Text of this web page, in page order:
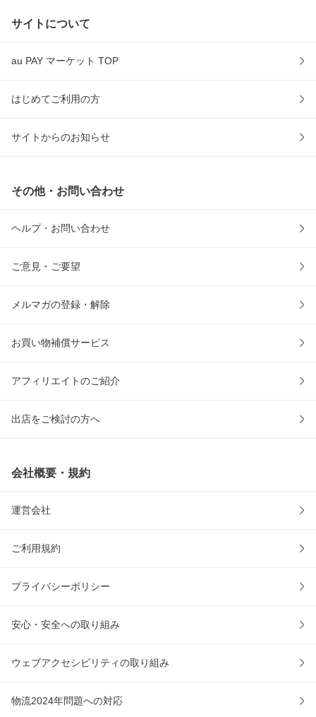
サイトについて
au PAY マーケット TOP
はじめてご利用の方
サイトからのお知らせ
その他・お問い合わせ
ヘルプ・お問い合わせ
ご意見・ご要望
メルマガの登録・解除
お買い物補償サービス
アフィリエイトのご紹介
出店をご検討の方へ
会社概要・規約
運営会社
ご利用規約
プライバシーポリシー
安心・安全への取り組み
ウェブアクセシビリティの取り組み
物流2024年問題への対応